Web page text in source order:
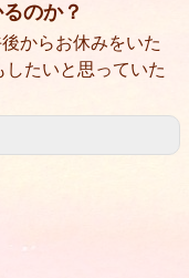
のか？
からお休みをいた
たいと思っていた